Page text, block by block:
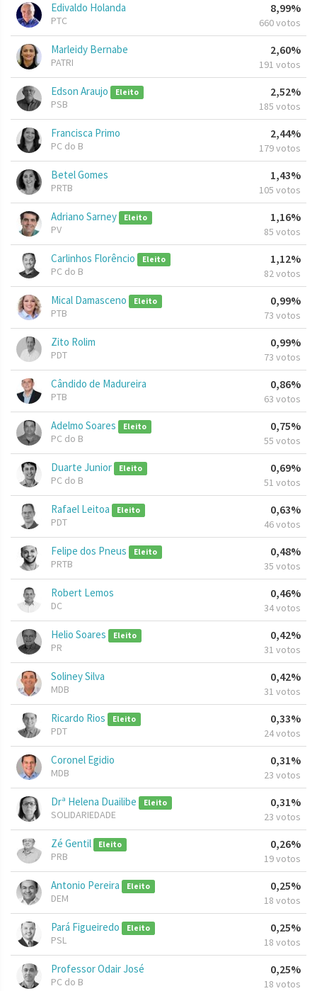
Edivaldo Holanda
PTC
8,99%
660 votos
Marleidy Bernabe
PATRI
2,60%
191 votos
Edson Araujo Eleito
PSB
2,52%
185 votos
Francisca Primo
PC do B
2,44%
179 votos
Betel Gomes
PRTB
1,43%
105 votos
Adriano Sarney Eleito
PV
1,16%
85 votos
Carlinhos Florêncio Eleito
PC do B
1,12%
82 votos
Mical Damasceno Eleito
PTB
0,99%
73 votos
Zito Rolim
PDT
0,99%
73 votos
Cândido de Madureira
PTB
0,86%
63 votos
Adelmo Soares Eleito
PC do B
0,75%
55 votos
Duarte Junior Eleito
PC do B
0,69%
51 votos
Rafael Leitoa Eleito
PDT
0,63%
46 votos
Felipe dos Pneus Eleito
PRTB
0,48%
35 votos
Robert Lemos
DC
0,46%
34 votos
Helio Soares Eleito
PR
0,42%
31 votos
Soliney Silva
MDB
0,42%
31 votos
Ricardo Rios Eleito
PDT
0,33%
24 votos
Coronel Egidio
MDB
0,31%
23 votos
Drª Helena Duailibe Eleito
SOLIDARIEDADE
0,31%
23 votos
Zé Gentil Eleito
PRB
0,26%
19 votos
Antonio Pereira Eleito
DEM
0,25%
18 votos
Pará Figueiredo Eleito
PSL
0,25%
18 votos
Professor Odair José
PC do B
0,25%
18 votos